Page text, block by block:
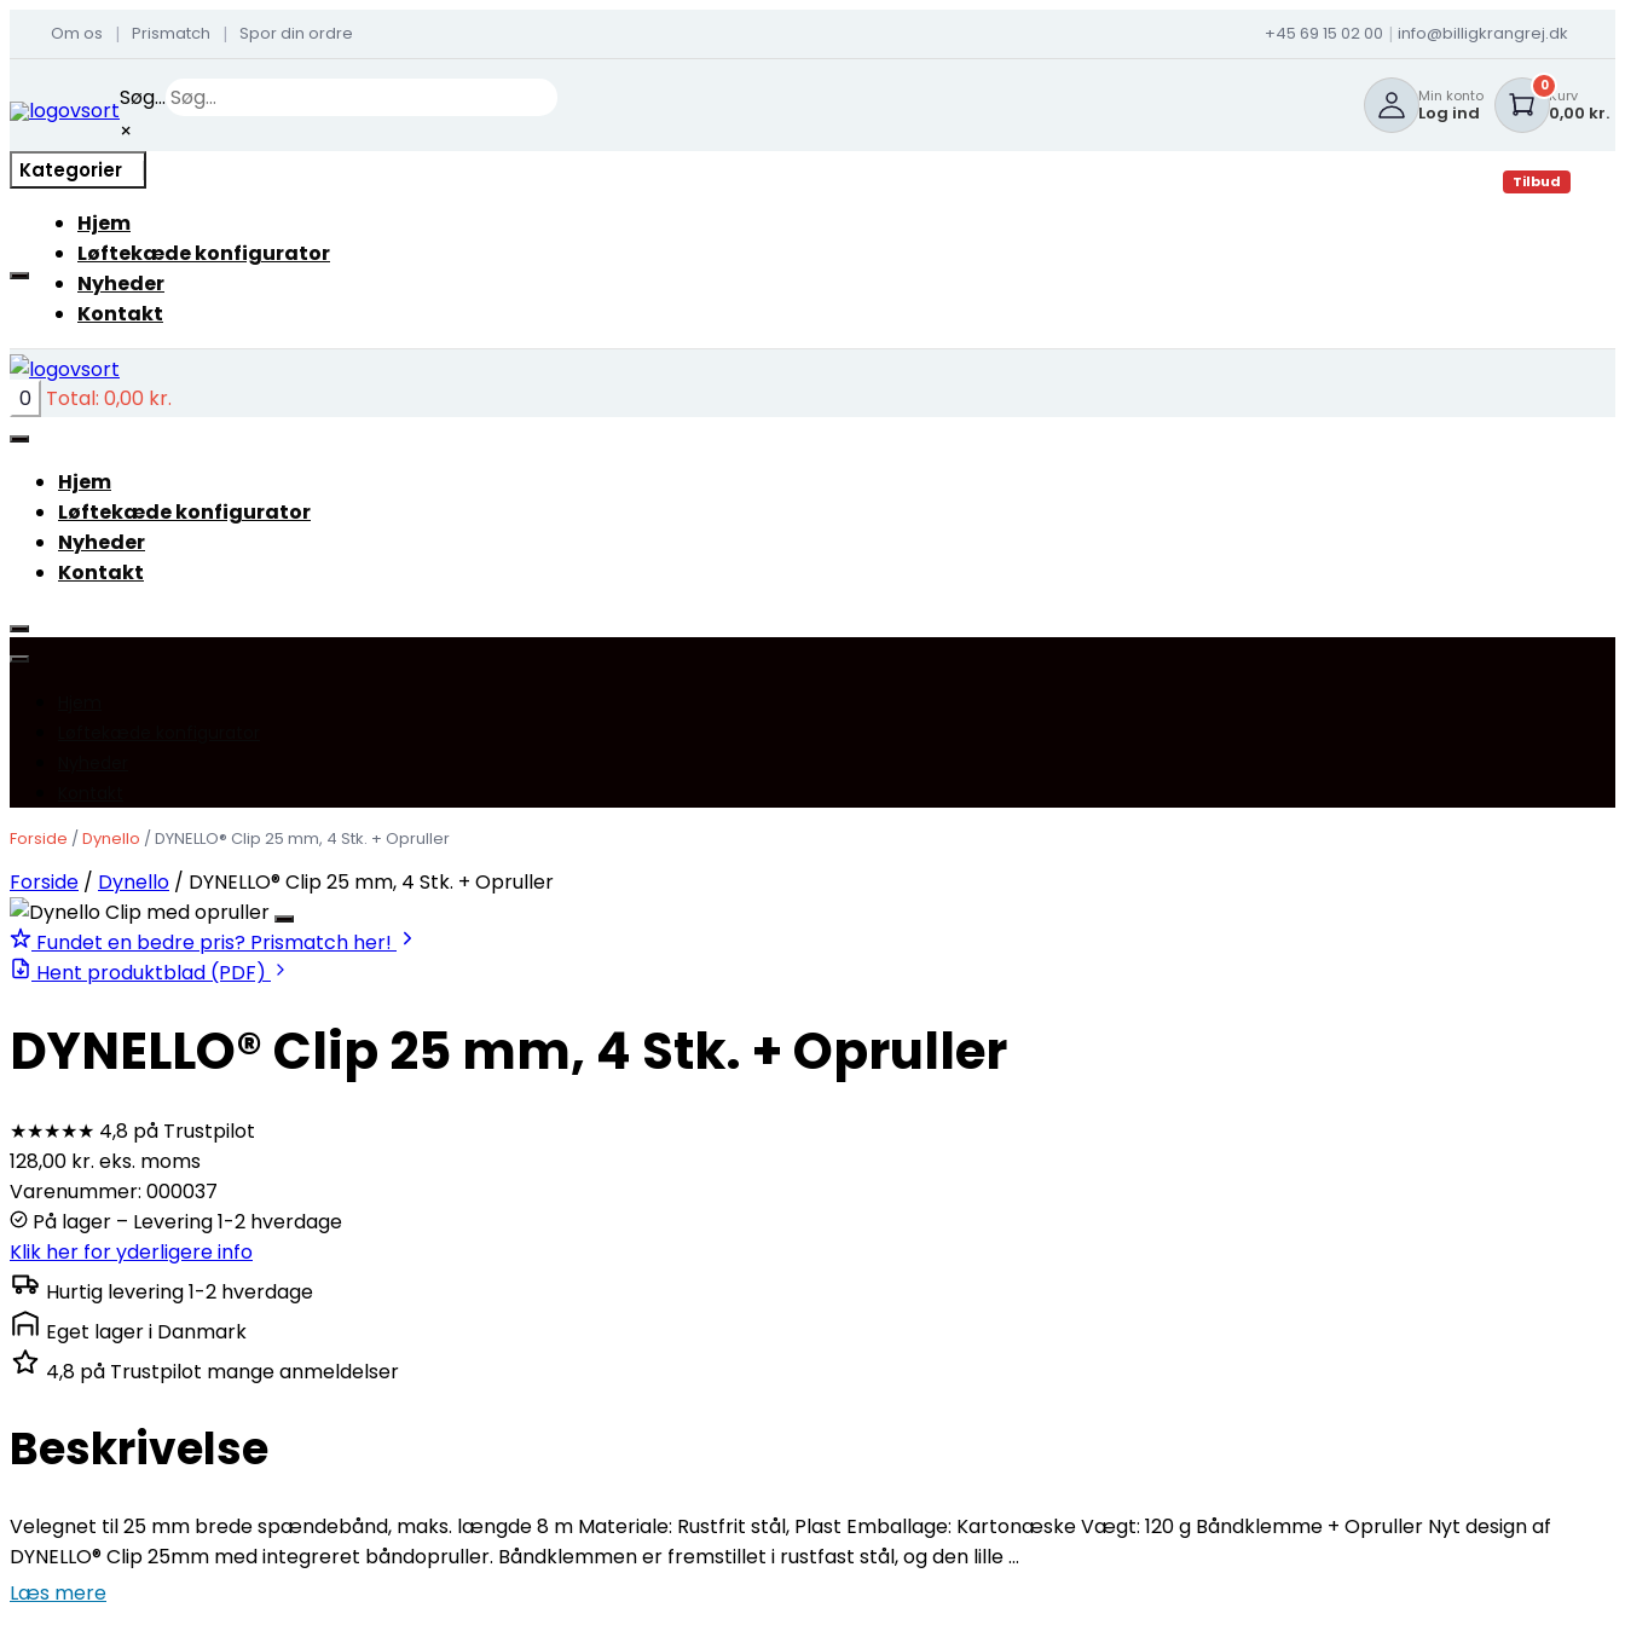
Om os | Prismatch | Spor din ordre +45 69 15 02 00 | info@billigkrangrej.dk
to
Søg...
×
Min konto
Log ind
0Kurv
0,00 kr.
Kategorier
Hjem
Løftekæde konfigurator
Nyheder
Kontakt
Tilbud
0 Total: 0,00 kr.
Hjem
Løftekæde konfigurator
Nyheder
Kontakt
Forside /Dynello / DYNELLO® Clip 25 mm, 4 Stk. + Opruller
Forside / Dynello / DYNELLO® Clip 25 mm, 4 Stk. + Opruller
Fundet en bedre pris? Prismatch her!
Hent produktblad (PDF)
DYNELLO® Clip 25 mm, 4 Stk. + Opruller
★★★★★ 4,8 på Trustpilot
128,00 kr. eks. moms
Varenummer: 000037
På lager – Levering 1-2 hverdage
Klik her for yderligere info
Hurtig levering1-2 hverdage
Eget lageri Danmark
4,8 på Trustpilot mange anmeldelser
Beskrivelse
Velegnet til 25 mm brede spændebånd, maks. længde 8 m Materiale: Rustfrit stål, Plast Emballage: Kartonæske Vægt: 120 g Båndklemme + Opruller Nyt design af
DYNELLO® Clip 25mm med integreret båndopruller. Båndklemmen er fremstillet i rustfast stål, og den lille ...
Læs mere